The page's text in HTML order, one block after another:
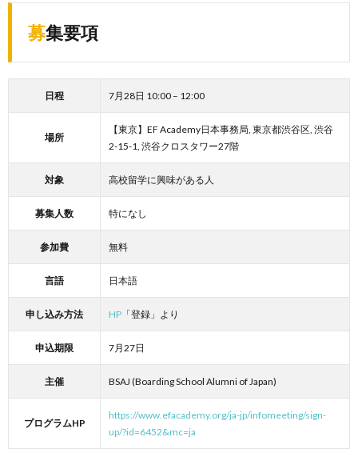
募集要項
日程 7月28日 10:00 – 12:00
場所
【東京】EF Academy日本事務局, 東京都渋谷区, 渋谷
2-15-1, 渋谷クロスタワー27階
対象 高校留学に興味がある人
募集人数 特になし
参加費 無料
言語 日本語
申し込み方法 HP 「登録」より
申込期限 7月27日
主催 BSAJ (Boarding School Alumni of Japan)
プログラムHP
https://www.efacademy.org/ja-jp/infomeeting/sign-
up/?id=6452&mc=ja